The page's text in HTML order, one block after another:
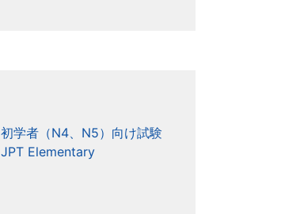
初学者（N4、N5）向け試験
JPT Elementary